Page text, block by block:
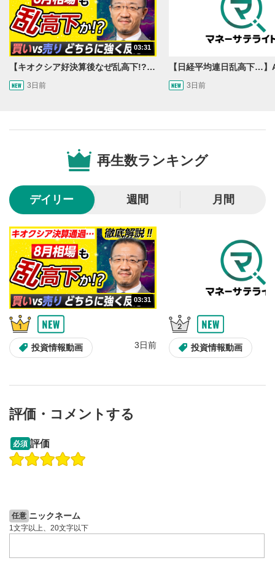
4
10秒戻し/10秒送り
10秒、動画を巻き戻し/早送りします。
5
シークバー
再生位置を示しています。再生したい位置をクリック
するとその位置から動画が再生されます。
スライダーを上下すると音量が調整できます。
8
全画面表示
動画が全画面で表示されます。再度クリックすると元
のサイズに戻ります。
03:31
【キオクシア好決算後なぜ乱高下!?】買い材料は自社株買いと株式分割/売りのサインとは…？
3日前 3日前
再生数ランキング
デイリー 週間 月間
03:31
投資情報動画 3日前 投資情報動画
操作説明動画
評価・コメントする
必須 評価
任意 ニックネーム
1文字以上、20文字以下